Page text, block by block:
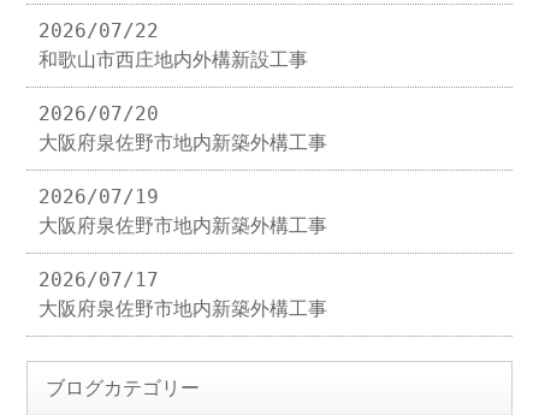
2026/07/22
和歌山市西庄地内外構新設工事
2026/07/20
大阪府泉佐野市地内新築外構工事
2026/07/19
大阪府泉佐野市地内新築外構工事
2026/07/17
大阪府泉佐野市地内新築外構工事
ブログカテゴリー